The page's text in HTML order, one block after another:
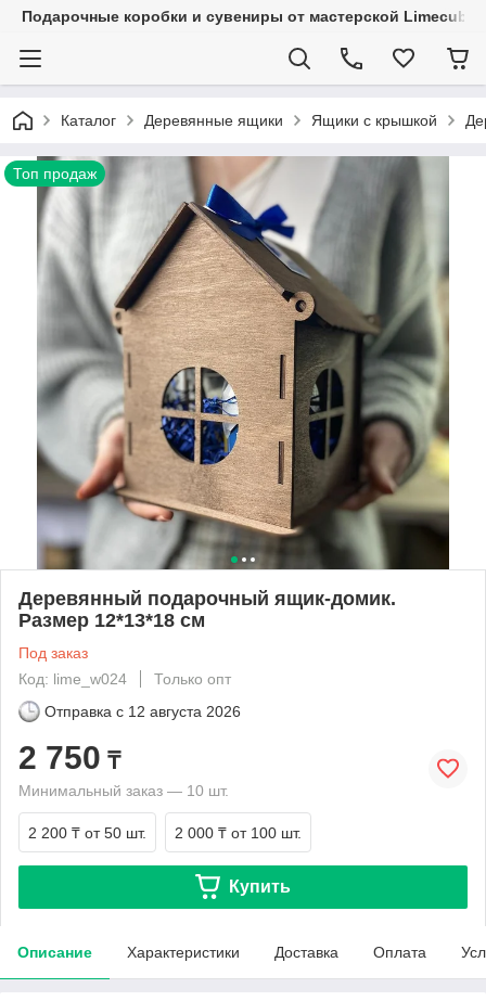
Подарочные коробки и сувениры от мастерской Limecube
Каталог Деревянные ящики Ящики с крышкой
Топ продаж
Деревянный подарочный ящик-домик.
Размер 12*13*18 см
Под заказ
Код: lime_w024
Только опт
Отправка с 12 августа 2026
2 750 ₸
Минимальный заказ — 10 шт.
2 200 ₸ от 50 шт. 2 000 ₸ от 100 шт.
Купить
Описание Характеристики Доставка Оплата